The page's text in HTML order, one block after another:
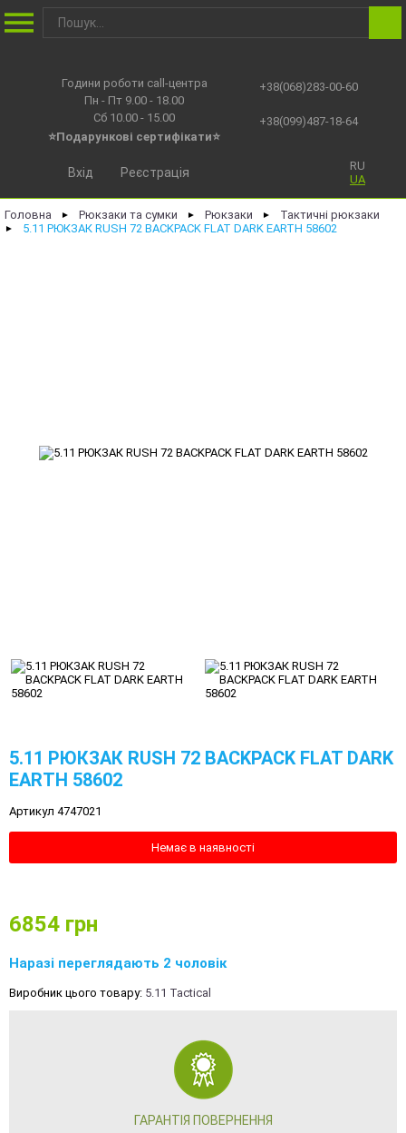
Години роботи call-центра
Пн - Пт 9.00 - 18.00
Сб 10.00 - 15.00
⭐Подарункові сертифікати⭐
+38(068)283-00-60
+38(099)487-18-64
RU
UA
Вхід Реєстрація
Головна ► Рюкзаки та сумки ► Рюкзаки ► Тактичні рюкзаки
► 5.11 РЮКЗАК RUSH 72 BACKPACK FLAT DARK EARTH 58602
5.11 РЮКЗАК RUSH 72 BACKPACK FLAT DARK
EARTH 58602
Артикул 4747021
Немає в наявності
6854 грн
Наразі переглядають 2 чоловік
Виробник цього товару: 5.11 Tactical
ГАРАНТІЯ ПОВЕРНЕННЯ